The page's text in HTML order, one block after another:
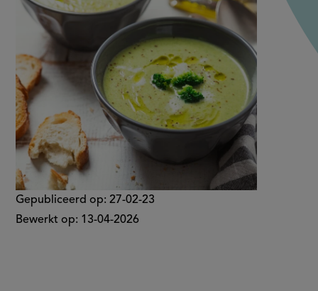
Gepubliceerd op: 27-02-23
Bewerkt op: 13-04-2026